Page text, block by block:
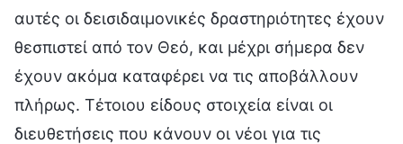
αυτές οι δεισιδαιμονικές δραστηριότητες έχουν
θεσπιστεί από τον Θεό, και μέχρι σήμερα δεν
έχουν ακόμα καταφέρει να τις αποβάλλουν
πλήρως. Τέτοιου είδους στοιχεία είναι οι
διευθετήσεις που κάνουν οι νέοι για τις